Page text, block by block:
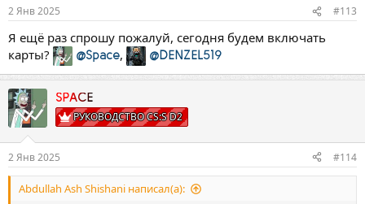
2 Янв 2025 #113
Я ещё раз спрошу пожалуй, сегодня будем включать
карты?
@Space, @DENZEL519
SPACE
РУКОВОДСТВО CS:S D2
2 Янв 2025 #114
Abdullah Ash Shishani написал(а):